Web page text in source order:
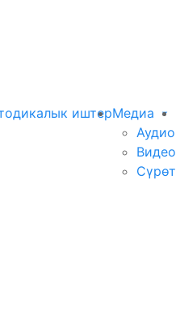
иштерМедиа
Аудио
Видео
Сүрөт